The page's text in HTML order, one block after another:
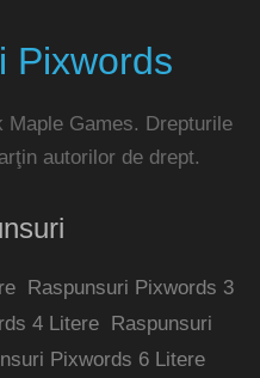
Pixwords
Games. Drepturile
autorilor de drept.
Raspunsuri Pixwords 3
4 Litere
Raspunsuri
Pixwords 6 Litere